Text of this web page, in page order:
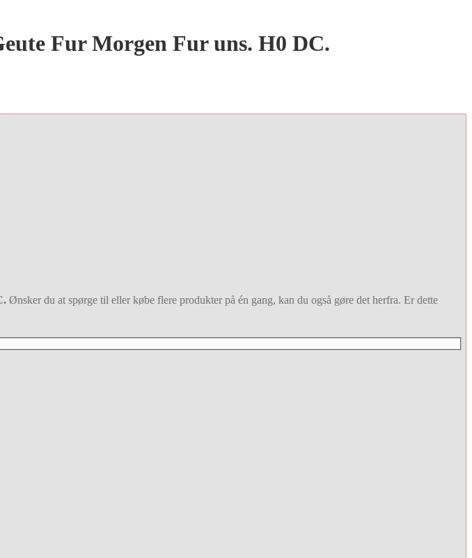
Fur Morgen Fur uns. H0 DC.
Ønsker du at spørge til eller købe flere produkter på én gang, kan du også gøre det herfra. Er dette